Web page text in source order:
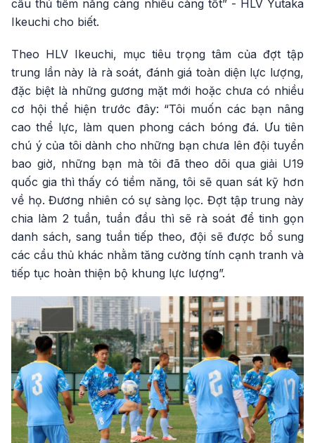
cầu thủ tiềm năng càng nhiều càng tốt” - HLV Yutaka
Ikeuchi cho biết.
Theo HLV Ikeuchi, mục tiêu trọng tâm của đợt tập
trung lần này là rà soát, đánh giá toàn diện lực lượng,
đặc biệt là những gương mặt mới hoặc chưa có nhiều
cơ hội thể hiện trước đây: “Tôi muốn các bạn nâng
cao thể lực, làm quen phong cách bóng đá. Ưu tiên
chú ý của tôi dành cho những bạn chưa lên đội tuyển
bao giờ, những bạn mà tôi đã theo dõi qua giải U19
quốc gia thì thấy có tiềm năng, tôi sẽ quan sát kỹ hơn
về họ. Đương nhiên có sự sàng lọc. Đợt tập trung này
chia làm 2 tuần, tuần đầu thì sẽ rà soát để tinh gọn
danh sách, sang tuần tiếp theo, đội sẽ được bổ sung
các cầu thủ khác nhằm tăng cường tính cạnh tranh và
tiếp tục hoàn thiện bộ khung lực lượng”.